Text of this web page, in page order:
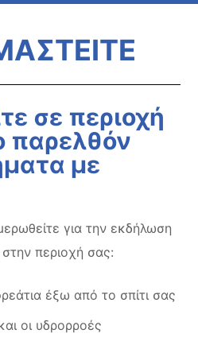
σε περιοχή
παρελθόν
με
για την εκδήλωση
περιοχή σας:
έξω από το σπίτι σας
οι υδρορροές